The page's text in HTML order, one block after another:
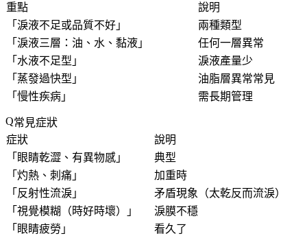
重點
說明
「 淚液不足或品質不好 」
兩種類型
「 淚液三層：油、水、黏液 」
任何一層異常
「 水液不足型 」
淚液產量少
「 蒸發過快型 」
油脂層異常常見
「 慢性疾病 」 需長期管理
常見症狀
症狀
說明
「 眼睛乾澀、有異物感 」
典型
「 灼熱、刺痛 」
加重時
「 反射性流淚 」
矛盾現象（太乾反而流淚）
「 視覺模糊（時好時壞） 」
淚膜不穩
「 眼睛疲勞 」
看久了